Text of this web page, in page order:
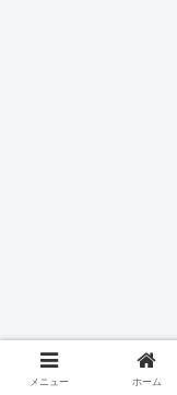
メニュー ホーム